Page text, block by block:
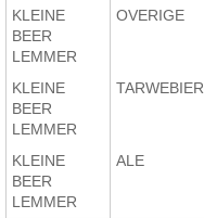
KLEINE
BEER
LEMMER
OVERIGE
KLEINE
BEER
LEMMER
TARWEBIER
KLEINE
BEER
LEMMER
ALE